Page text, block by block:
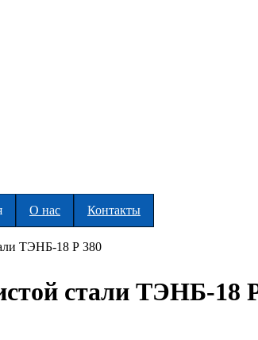
О нас Контакты
ТЭНБ-18 Р 380
стали ТЭНБ-18